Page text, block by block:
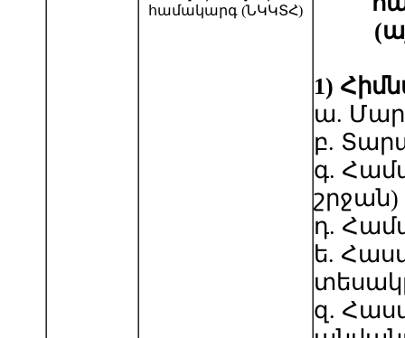
համակարգ (ՆԿԿՏՀ)
1)
ա.
բ.
գ.
շրջան)
դ.
ե.
զ.